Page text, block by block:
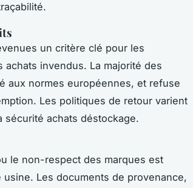
un critère clé pour les
invendus. La majorité des
aux normes européennes, et refuse
Les politiques de retour varient
sécurité achats déstockage.
le non-respect des marques est
Les documents de provenance,